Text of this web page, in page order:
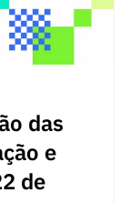
das
e
de